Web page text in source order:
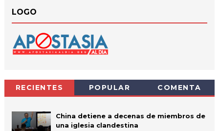
LOGO
RECIENTES POPULAR COMENTA
China detiene a decenas de miembros de
una iglesia clandestina